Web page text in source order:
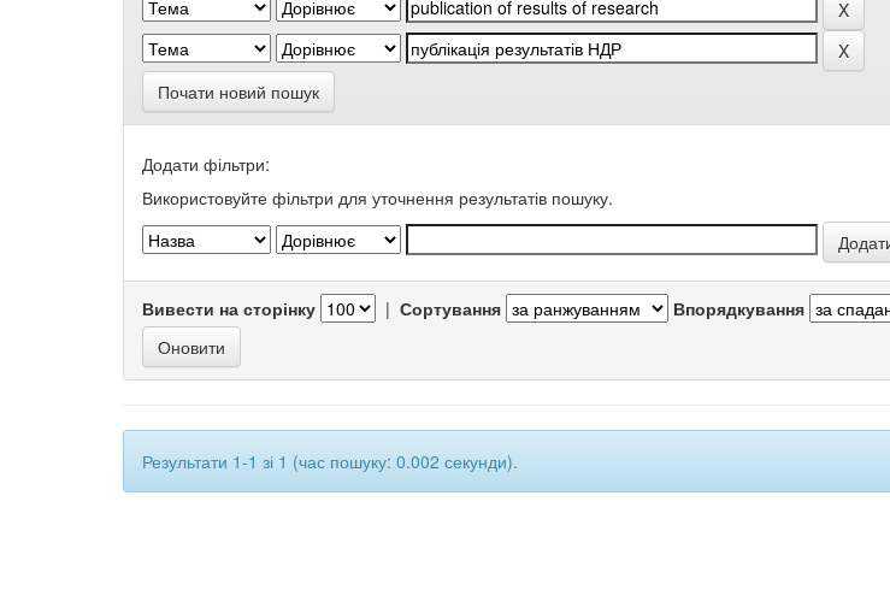
Почати новий пошук
Додати фільтри:
Використовуйте фільтри для уточнення результатів пошуку.
Вивести на сторінку | Сортування Впорядкування
Результати 1-1 зі 1 (час пошуку: 0.002 секунди).